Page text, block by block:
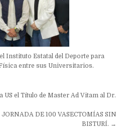
Instituto Estatal del Deporte para
entre sus Universitarios.
el Título de Master Ad Vitam al Dr.
DE 100 VASECTOMÍAS SIN
BISTURÍ. →